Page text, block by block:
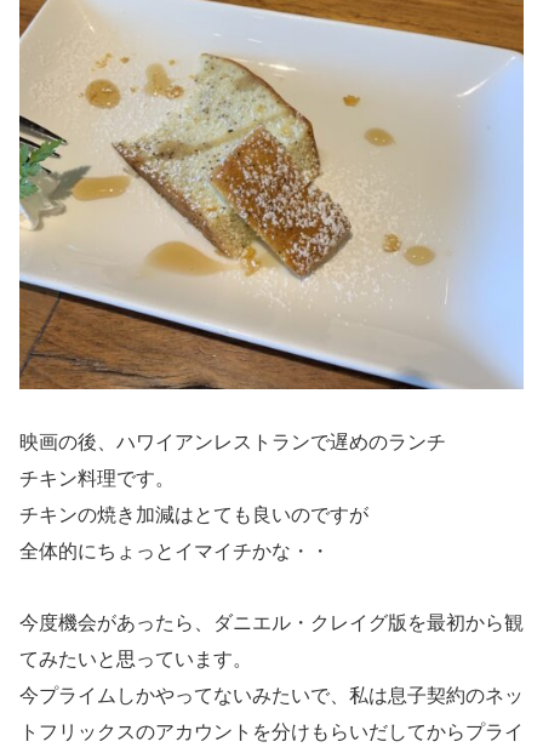
映画の後、ハワイアンレストランで遅めのランチ
チキン料理です。
チキンの焼き加減はとても良いのですが
全体的にちょっとイマイチかな・・
今度機会があったら、ダニエル・クレイグ版を最初から観
てみたいと思っています。
今プライムしかやってないみたいで、私は息子契約のネッ
トフリックスのアカウントを分けもらいだしてからプライ